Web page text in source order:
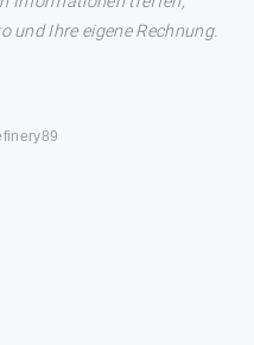
und Ihre eigene Rechnung.